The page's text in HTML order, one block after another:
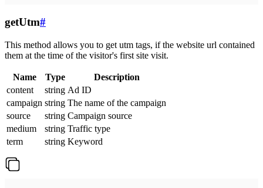
getUtm#
This method allows you to get utm tags, if the website url contained
them at the time of the visitor's first site visit.
Name Type
Description
content
string Ad ID
campaign string The name of the campaign
source
string Campaign source
medium
string Traffic type
term
string Keyword